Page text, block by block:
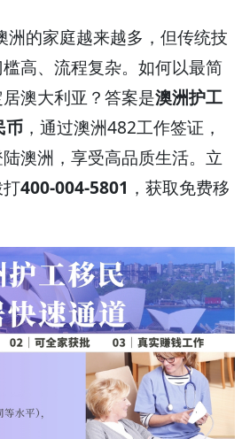
洲的家庭越来越多，但传统技
高、流程复杂。如何以最简
澳大利亚？答案是澳洲护工
币 ，通过澳洲482工作签证，
澳洲，享受高品质生活。立
打400-004-5801 ，获取免费移